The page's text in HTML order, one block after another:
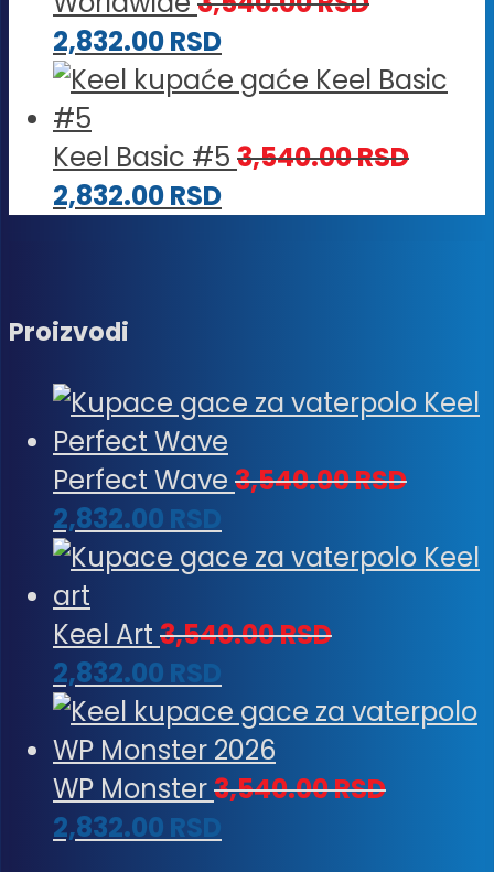
2,832.00RSD
Keel Basic #5 3,540.00RSD
2,832.00RSD
Proizvodi
Perfect Wave 3,540.00RSD
2,832.00 RSD
Keel Art 3,540.00RSD
2,832.00 RSD
WP Monster3,540.00RSD
2,832.00 RSD